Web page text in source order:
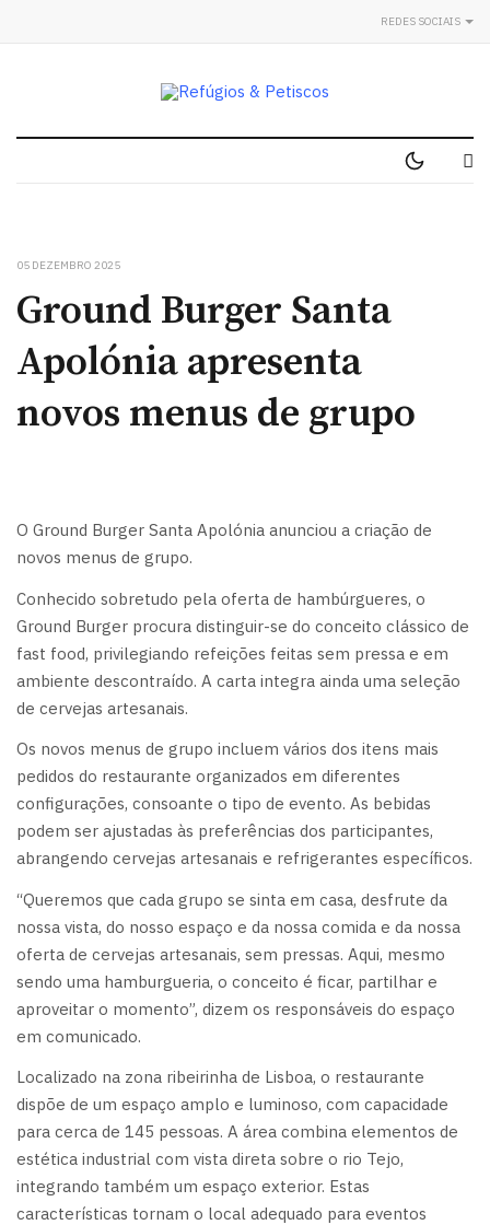
REDES SOCIAIS
05 DEZEMBRO 2025
Ground Burger Santa
Apolónia apresenta
novos menus de grupo
O Ground Burger Santa Apolónia anunciou a criação de
novos menus de grupo.
Conhecido sobretudo pela oferta de hambúrgueres, o
Ground Burger procura distinguir-se do conceito clássico de
fast food, privilegiando refeições feitas sem pressa e em
ambiente descontraído. A carta integra ainda uma seleção
de cervejas artesanais.
Os novos menus de grupo incluem vários dos itens mais
pedidos do restaurante organizados em diferentes
configurações, consoante o tipo de evento. As bebidas
podem ser ajustadas às preferências dos participantes,
abrangendo cervejas artesanais e refrigerantes específicos.
“Queremos que cada grupo se sinta em casa, desfrute da
nossa vista, do nosso espaço e da nossa comida e da nossa
oferta de cervejas artesanais, sem pressas. Aqui, mesmo
sendo uma hamburgueria, o conceito é ficar, partilhar e
aproveitar o momento”, dizem os responsáveis do espaço
em comunicado.
Localizado na zona ribeirinha de Lisboa, o restaurante
dispõe de um espaço amplo e luminoso, com capacidade
para cerca de 145 pessoas. A área combina elementos de
estética industrial com vista direta sobre o rio Tejo,
integrando também um espaço exterior. Estas
características tornam o local adequado para eventos